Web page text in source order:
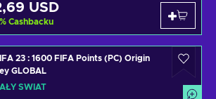
USD
% Cashbacku
23 : 1600 FIFA Points (PC) Origin
GLOBAL
ŚWIAT